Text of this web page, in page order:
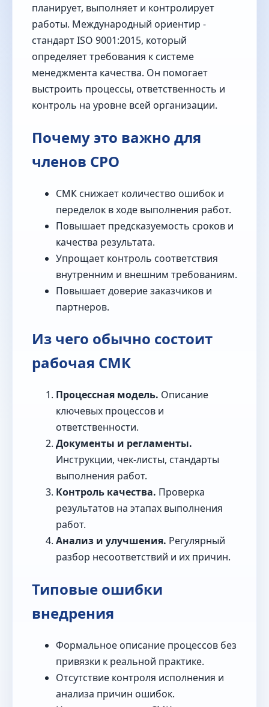
планирует, выполняет и контролирует
работы. Международный ориентир -
стандарт ISO 9001:2015, который
определяет требования к системе
менеджмента качества. Он помогает
выстроить процессы, ответственность и
контроль на уровне всей организации.
Почему это важно для
членов СРО
СМК снижает количество ошибок и
переделок в ходе выполнения работ.
Повышает предсказуемость сроков и
качества результата.
Упрощает контроль соответствия
внутренним и внешним требованиям.
Повышает доверие заказчиков и
партнеров.
Из чего обычно состоит
рабочая СМК
Процессная модель. Описание
ключевых процессов и
ответственности.
Документы и регламенты.
Инструкции, чек‑листы, стандарты
выполнения работ.
Контроль качества. Проверка
результатов на этапах выполнения
работ.
Анализ и улучшения. Регулярный
разбор несоответствий и их причин.
Типовые ошибки
внедрения
Формальное описание процессов без
привязки к реальной практике.
Отсутствие контроля исполнения и
анализа причин ошибок.